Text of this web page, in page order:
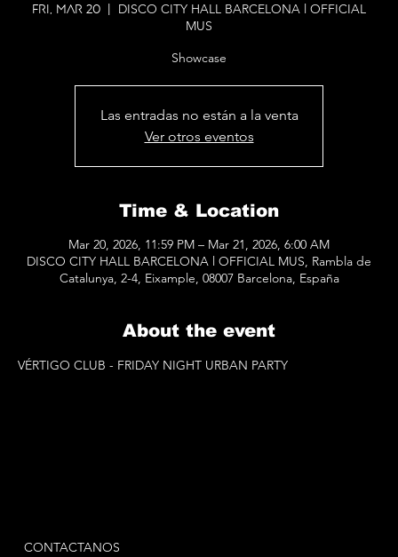
Fri, Mar 20
DISCO CITY HALL BARCELONA l OFFICIAL
MUS
Showcase
Las entradas no están a la venta
Ver otros eventos
Time & Location
Mar 20, 2026, 11:59 PM – Mar 21, 2026, 6:00 AM
DISCO CITY HALL BARCELONA l OFFICIAL MUS, Rambla de
Catalunya, 2-4, Eixample, 08007 Barcelona, España
About the event
VÉRTIGO CLUB - FRIDAY NIGHT URBAN PARTY
CONTACTANOS